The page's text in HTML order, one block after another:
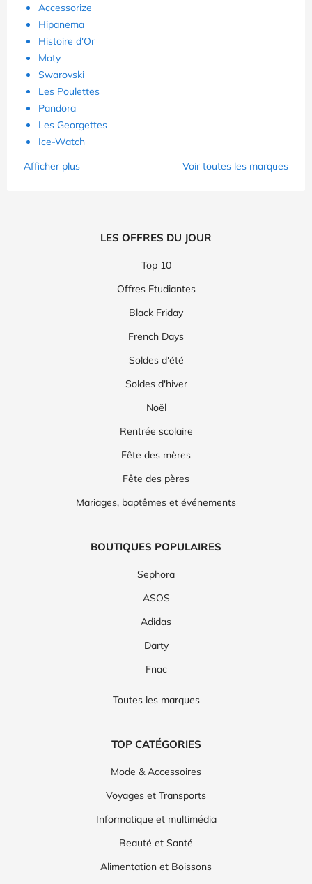
Accessorize
Hipanema
Histoire d'Or
Maty
Swarovski
Les Poulettes
Pandora
Les Georgettes
Ice-Watch
Afficher plus
Voir toutes les marques
LES OFFRES DU JOUR
Top 10
Offres Etudiantes
Black Friday
French Days
Soldes d'été
Soldes d'hiver
Noël
Rentrée scolaire
Fête des mères
Fête des pères
Mariages, baptêmes et événements
BOUTIQUES POPULAIRES
Sephora
ASOS
Adidas
Darty
Fnac
Toutes les marques
TOP CATÉGORIES
Mode & Accessoires
Voyages et Transports
Informatique et multimédia
Beauté et Santé
Alimentation et Boissons